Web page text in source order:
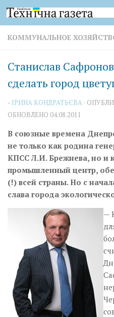
Перейти к
КОММУНАЛЬНОЕ
Станислав
сделать город
- ІРИНА КОНДРАТЬЄВА ·
ОБНОВЛЕНО 04.08.2011
В союзные времена
не только как родина
КПСС Л.И. Брежнева, но и
промышленный центр,
(!) всей страны. Но с
слава города
—